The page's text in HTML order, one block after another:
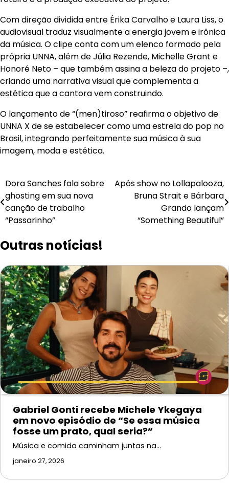
Com direção dividida entre Érika Carvalho e Laura Liss, o
audiovisual traduz visualmente a energia jovem e irônica
da música. O clipe conta com um elenco formado pela
própria UNNA, além de Júlia Rezende, Michelle Grant e
Honoré Neto – que também assina a beleza do projeto –,
criando uma narrativa visual que complementa a
estética que a cantora vem construindo.
O lançamento de “(men)tiroso” reafirma o objetivo de
UNNA X de se estabelecer como uma estrela do pop no
Brasil, integrando perfeitamente sua música à sua
imagem, moda e estética.
Navegação
de
Post
Dora Sanches fala sobre
ghosting em sua nova
canção de trabalho
“Passarinho”
Após show no Lollapalooza,
Bruna Strait e Bárbara
Grando lançam
“Something Beautiful”
Outras notícias!
Gabriel Gonti recebe Michele Ykegaya
em novo episódio de “Se essa música
fosse um prato, qual seria?”
Música e comida caminham juntas na…
janeiro 27, 2026